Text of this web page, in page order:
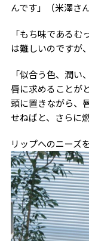
んです」（米澤さん
「もち味である
は難しいのですが
「似合う色、潤
唇に求めることが
頭に置きながら、
せねばと、さらに
リップへのニーズ